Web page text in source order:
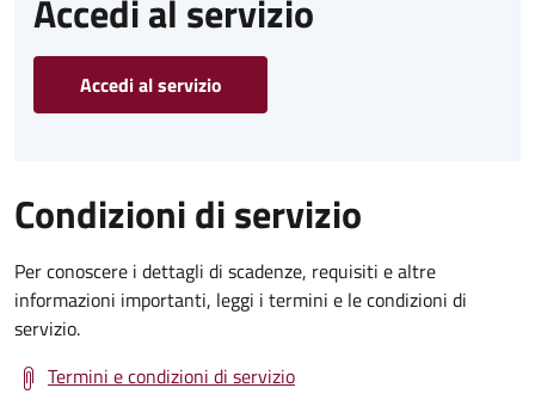
Accedi al servizio
Accedi al servizio
Condizioni di servizio
Per conoscere i dettagli di scadenze, requisiti e altre
informazioni importanti, leggi i termini e le condizioni di
servizio.
Termini e condizioni di servizio